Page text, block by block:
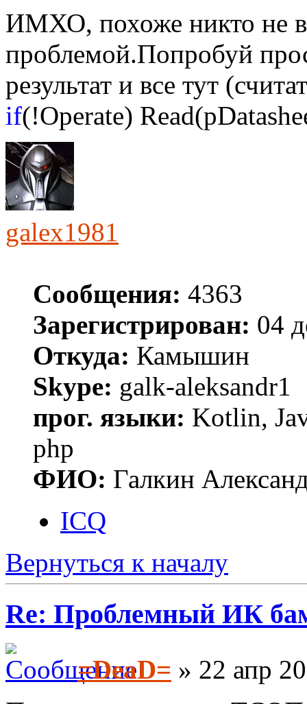
ИМХО, похоже никто не
проблемой.Попробуй
результат и все тут
if(!Operate)
galex1981
Сообщения: 4363
Зарегистрирован: 04
Откуда: Камышин
Skype: galk-aleksandr1
прог. языки: Kotlin,
php
ФИО: Галкин
ICQ
Вернуться к началу
Re: Проблемный ИК
=DeaD= » 22 апр